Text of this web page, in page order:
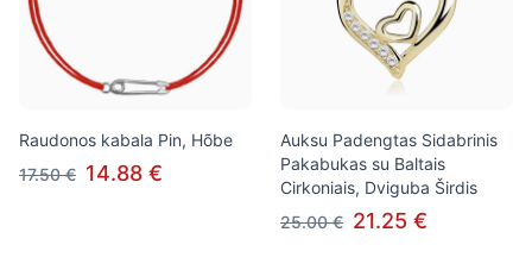
Raudonos kabala Pin, Hõbe
17.50 € 14.88 €
Auksu Padengtas Sidabrinis
Pakabukas su Baltais
Cirkoniais, Dviguba Širdis
25.00 € 21.25 €